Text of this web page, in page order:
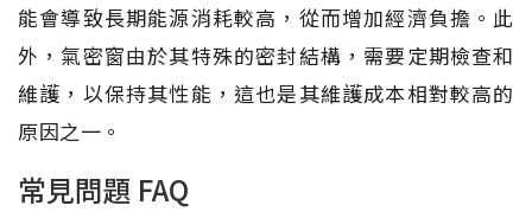
能會導致長期能源消耗較高，從而增加經濟負擔。此
外，氣密窗由於其特殊的密封結構，需要定期檢查和
維護，以保持其性能，這也是其維護成本相對較高的
原因之一。
常見問題 FAQ